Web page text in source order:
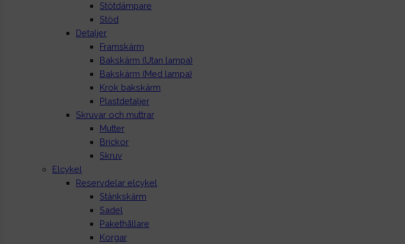
Stötdämpare
Stöd
Detaljer
Framskärm
Bakskärm (Utan lampa)
Bakskärm (Med lampa)
Krok bakskärm
Plastdetaljer
Skruvar och muttrar
Mutter
Brickor
Skruv
Elcykel
Reservdelar elcykel
Stänkskärm
Sadel
Pakethållare
Korgar